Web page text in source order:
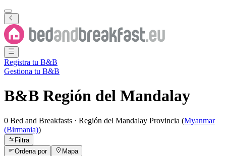
Registra tu B&B
Gestiona tu B&B
B&B Región del Mandalay
0 Bed and Breakfasts · Región del Mandalay Provincia (Myanmar
(Birmania))
Filtra
Ordena por
Mapa